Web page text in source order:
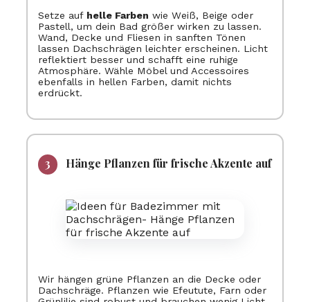
Setze auf helle Farben wie Weiß, Beige oder
Pastell, um dein Bad größer wirken zu lassen.
Wand, Decke und Fliesen in sanften Tönen
lassen Dachschrägen leichter erscheinen. Licht
reflektiert besser und schafft eine ruhige
Atmosphäre. Wähle Möbel und Accessoires
ebenfalls in hellen Farben, damit nichts
erdrückt.
Hänge Pflanzen für frische Akzente auf
Wir hängen grüne Pflanzen an die Decke oder
Dachschräge. Pflanzen wie Efeutute, Farn oder